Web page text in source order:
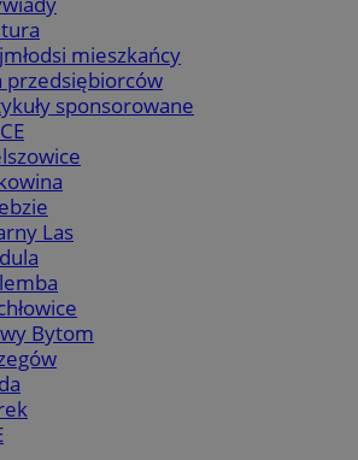
mieszkańcy
przedsiębiorców
sponsorowane
Las
Bytom